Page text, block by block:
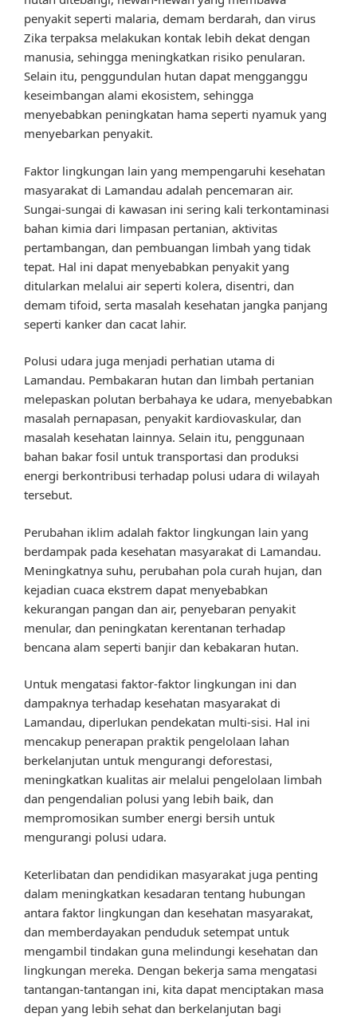
penyakit seperti malaria, demam berdarah, dan virus
Zika terpaksa melakukan kontak lebih dekat dengan
manusia, sehingga meningkatkan risiko penularan.
Selain itu, penggundulan hutan dapat mengganggu
keseimbangan alami ekosistem, sehingga
menyebabkan peningkatan hama seperti nyamuk yang
menyebarkan penyakit.
Faktor lingkungan lain yang mempengaruhi kesehatan
masyarakat di Lamandau adalah pencemaran air.
Sungai-sungai di kawasan ini sering kali terkontaminasi
bahan kimia dari limpasan pertanian, aktivitas
pertambangan, dan pembuangan limbah yang tidak
tepat. Hal ini dapat menyebabkan penyakit yang
ditularkan melalui air seperti kolera, disentri, dan
demam tifoid, serta masalah kesehatan jangka panjang
seperti kanker dan cacat lahir.
Polusi udara juga menjadi perhatian utama di
Lamandau. Pembakaran hutan dan limbah pertanian
melepaskan polutan berbahaya ke udara, menyebabkan
masalah pernapasan, penyakit kardiovaskular, dan
masalah kesehatan lainnya. Selain itu, penggunaan
bahan bakar fosil untuk transportasi dan produksi
energi berkontribusi terhadap polusi udara di wilayah
tersebut.
Perubahan iklim adalah faktor lingkungan lain yang
berdampak pada kesehatan masyarakat di Lamandau.
Meningkatnya suhu, perubahan pola curah hujan, dan
kejadian cuaca ekstrem dapat menyebabkan
kekurangan pangan dan air, penyebaran penyakit
menular, dan peningkatan kerentanan terhadap
bencana alam seperti banjir dan kebakaran hutan.
Untuk mengatasi faktor-faktor lingkungan ini dan
dampaknya terhadap kesehatan masyarakat di
Lamandau, diperlukan pendekatan multi-sisi. Hal ini
mencakup penerapan praktik pengelolaan lahan
berkelanjutan untuk mengurangi deforestasi,
meningkatkan kualitas air melalui pengelolaan limbah
dan pengendalian polusi yang lebih baik, dan
mempromosikan sumber energi bersih untuk
mengurangi polusi udara.
Keterlibatan dan pendidikan masyarakat juga penting
dalam meningkatkan kesadaran tentang hubungan
antara faktor lingkungan dan kesehatan masyarakat,
dan memberdayakan penduduk setempat untuk
mengambil tindakan guna melindungi kesehatan dan
lingkungan mereka. Dengan bekerja sama mengatasi
tantangan-tantangan ini, kita dapat menciptakan masa
depan yang lebih sehat dan berkelanjutan bagi